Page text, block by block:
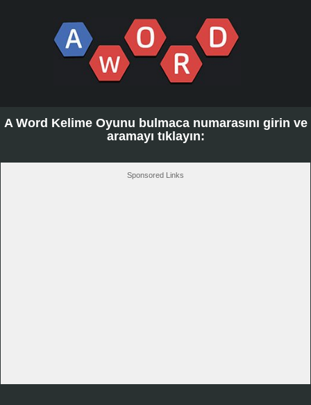
A Word Kelime Oyunu bulmaca numarasını girin ve
aramayı tıklayın:
Sponsored Links